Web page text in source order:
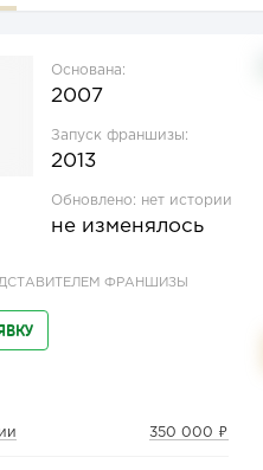
Основана:
2007
Запуск франшизы:
2013
Обновлено: нет истории
не изменялось
ФРАНШИЗЫ
350 000 ₽